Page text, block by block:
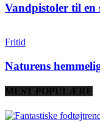
Vandpistoler til en
Fritid
Naturens
MEST POPULÆRE